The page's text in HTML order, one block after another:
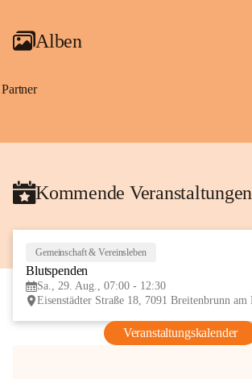
Alben
Partner
Kommende Veranstaltungen
Gemeinschaft & Vereinsleben
Blutspenden
Sa., 29. Aug., 07:00 - 12:30
Veranstaltungskalender